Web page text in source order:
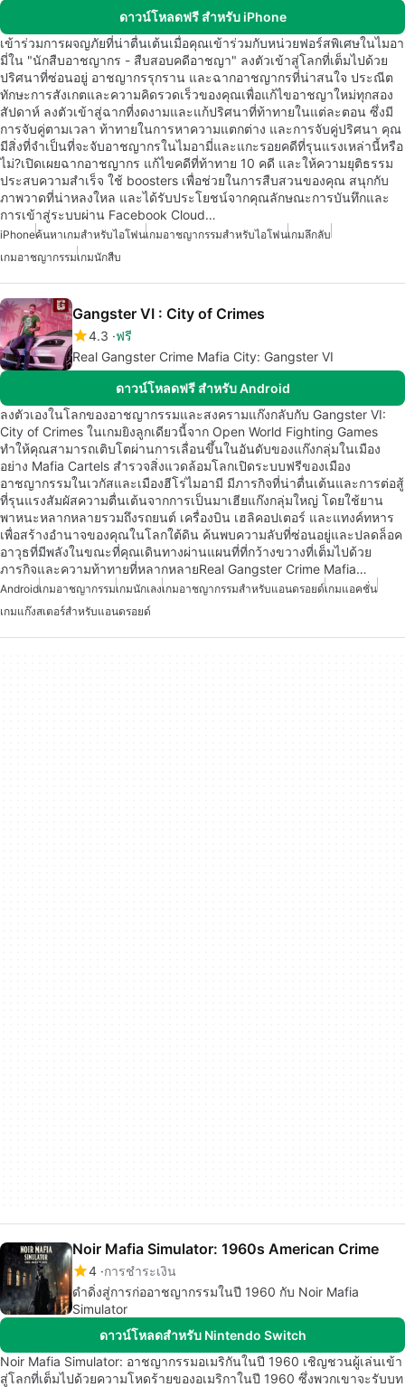
ดาวน์โหลดฟรี สำหรับ iPhone
เข้าร่วมการผจญภัยที่น่าตื่นเต้นเมื่อคุณเข้าร่วมกับหน่วยฟอร์สพิเศษในไมอา
มี่ใน "นักสืบอาชญากร - สืบสอบคดีอาชญา" ลงตัวเข้าสู่โลกที่เต็มไปด้วย
ปริศนาที่ซ่อนอยู่ อาชญากรรุกราน และฉากอาชญากรที่น่าสนใจ ประณีต
ทักษะการสังเกตและความคิดรวดเร็วของคุณเพื่อแก้ไขอาชญาใหม่ทุกสอง
สัปดาห์ ลงตัวเข้าสู่ฉากที่งดงามและแก้ปริศนาที่ท้าทายในแต่ละตอน ซึ่งมี
การจับคู่ตามเวลา ท้าทายในการหาความแตกต่าง และการจับคู่ปริศนา คุณ
มีสิ่งที่จำเป็นที่จะจับอาชญากรในไมอามี่และแกะรอยคดีที่รุนแรงเหล่านี้หรือ
ไม่?เปิดเผยฉากอาชญากร แก้ไขคดีที่ท้าทาย 10 คดี และให้ความยุติธรรม
ประสบความสำเร็จ ใช้ boosters เพื่อช่วยในการสืบสวนของคุณ สนุกกับ
ภาพวาดที่น่าหลงใหล และได้รับประโยชน์จากคุณลักษณะการบันทึกและ
การเข้าสู่ระบบผ่าน Facebook Cloud…
iPhoneค้นหาเกมสำหรับไอโฟนเกมอาชญากรรมสำหรับไอโฟนเกมลึกลับ
เกมอาชญากรรมเกมนักสืบ
Gangster VI : City of Crimes
4.3 ฟรี
Real Gangster Crime Mafia City: Gangster VI
ดาวน์โหลดฟรี สำหรับ Android
ลงตัวเองในโลกของอาชญากรรมและสงครามแก๊งกลับกับ Gangster VI:
City of Crimes ในเกมยิงลูกเดียวนี้จาก Open World Fighting Games
ทำให้คุณสามารถเติบโตผ่านการเลื่อนขึ้นในอันดับของแก๊งกลุ่มในเมือง
อย่าง Mafia Cartels สำรวจสิ่งแวดล้อมโลกเปิดระบบฟรีของเมือง
อาชญากรรมในเวกัสและเมืองฮีโร่ไมอามี มีภารกิจที่น่าตื่นเต้นและการต่อสู้
ที่รุนแรงสัมผัสความตื่นเต้นจากการเป็นมาเฮียแก๊งกลุ่มใหญ่ โดยใช้ยาน
พาหนะหลากหลายรวมถึงรถยนต์ เครื่องบิน เฮลิคอปเตอร์ และแทงค์ทหาร
เพื่อสร้างอำนาจของคุณในโลกใต้ดิน ค้นพบความลับที่ซ่อนอยู่และปลดล็อค
อาวุธที่มีพลังในขณะที่คุณเดินทางผ่านแผนที่ที่กว้างขวางที่เต็มไปด้วย
ภารกิจและความท้าทายที่หลากหลายReal Gangster Crime Mafia…
Androidเกมอาชญากรรมเกมนักเลงเกมอาชญากรรมสำหรับแอนดรอยด์เกมแอคชั่น
เกมแก๊งสเตอร์สำหรับแอนดรอยด์
Noir Mafia Simulator: 1960s American Crime
4 การชำระเงิน
ดำดิ่งสู่การก่ออาชญากรรมในปี 1960 กับ Noir Mafia
Simulator
ดาวน์โหลดสำหรับ Nintendo Switch
Noir Mafia Simulator: อาชญากรรมอเมริกันในปี 1960 เชิญชวนผู้เล่นเข้า
สู่โลกที่เต็มไปด้วยความโหดร้ายของอเมริกาในปี 1960 ซึ่งพวกเขาจะรับบท